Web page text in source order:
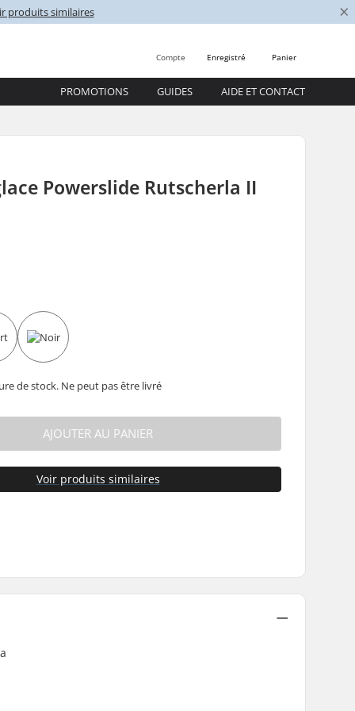
produits similaires ×
Panier
Enregistré
Compte
PROMOTIONS GUIDES AIDE ET CONTACT
Powerslide Rutscherla II
de stock. Ne peut pas être livré
AJOUTER AU PANIER
Voir produits similaires